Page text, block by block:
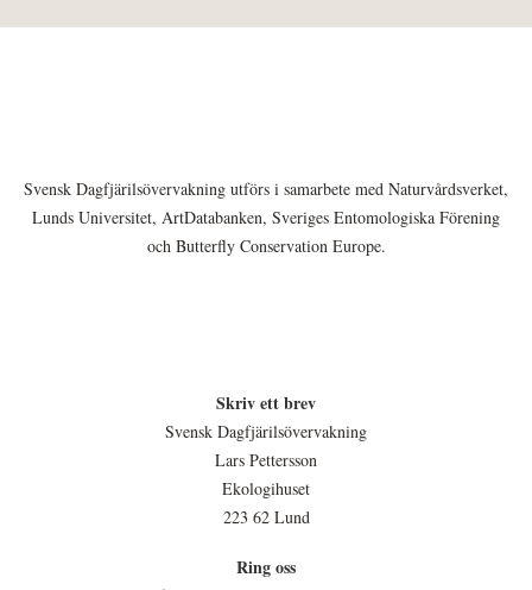
Svensk Dagfjärilsövervakning utförs i samarbete med Naturvårdsverket,
Lunds Universitet, ArtDatabanken, Sveriges Entomologiska Förening
och Butterfly Conservation Europe.
Skriv ett brev
Svensk Dagfjärilsövervakning
Lars Pettersson
Ekologihuset
223 62 Lund
Ring oss